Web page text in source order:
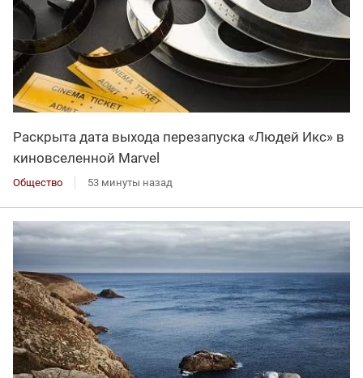
Раскрыта дата выхода перезапуска «Людей Икс» в
киновселенной Marvel
Общество 53 минуты назад